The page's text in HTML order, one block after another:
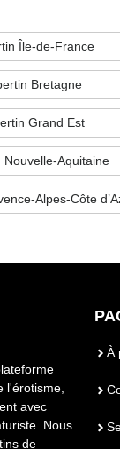
Île-de-France
Bretagne
Grand Est
Nouvelle-Aquitaine
Alpes-Côte
l'érotisme,
avec
Nous
de
À